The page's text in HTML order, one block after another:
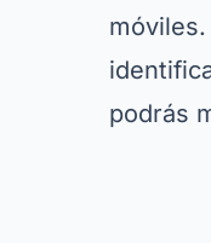
podrás